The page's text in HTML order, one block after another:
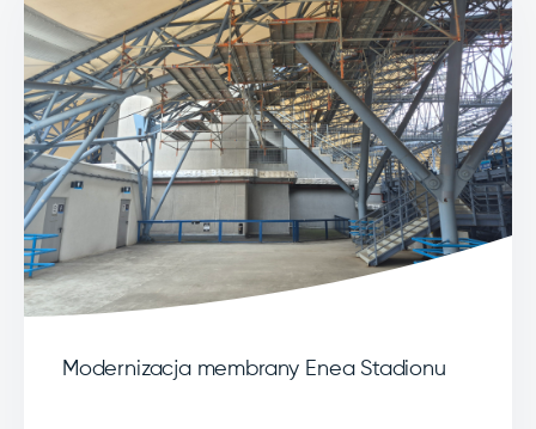
Modernizacja membrany Enea Stadionu